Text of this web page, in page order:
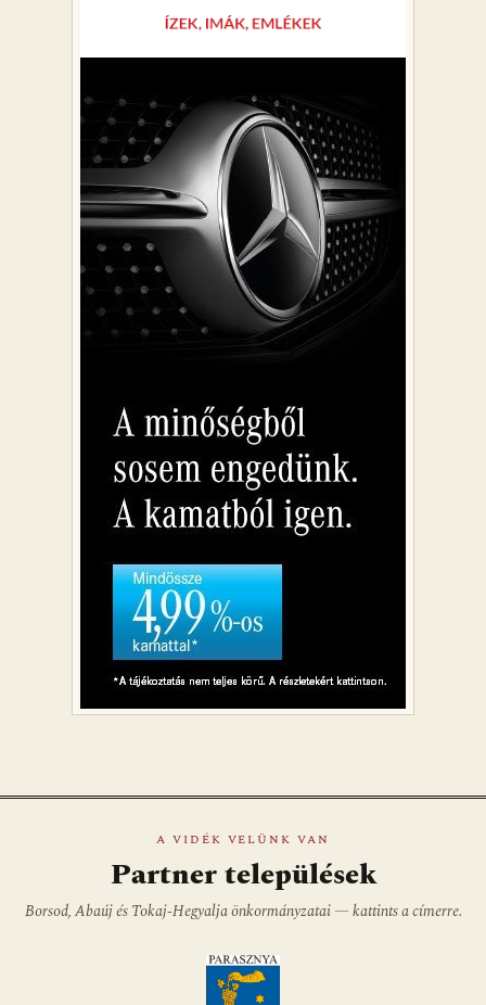
A VIDÉK VELÜNK VAN
Partner települések
Borsod, Abaúj és Tokaj-Hegyalja önkormányzatai — kattints a címerre.